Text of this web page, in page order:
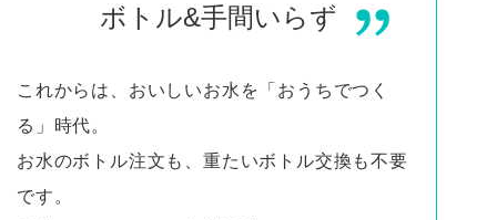
ボトル&手間いらず
これからは、おいしいお水を「おうちでつく
る」時代。
お水のボトル注文も、重たいボトル交換も不要
です。